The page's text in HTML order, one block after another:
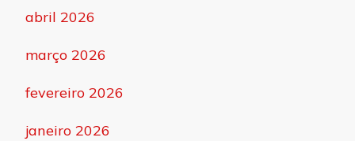
abril 2026
março 2026
fevereiro 2026
janeiro 2026